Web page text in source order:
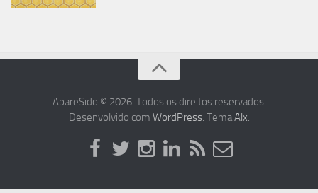
ApareSido © 2026. Todos os direitos reservados.
Desenvolvido com WordPress. TemaAlx.